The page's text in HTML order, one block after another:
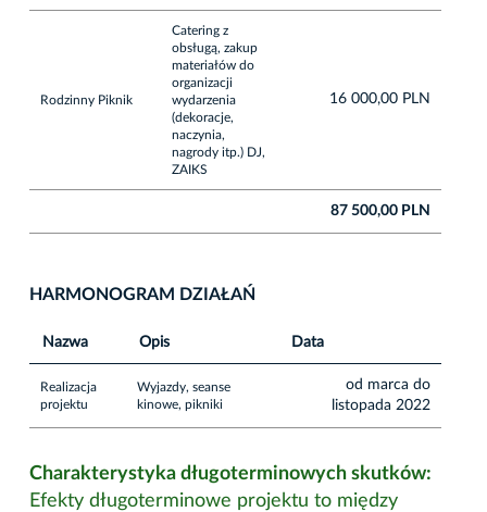
Rodzinny Piknik
Catering z
obsługą, zakup
materiałów do
organizacji
wydarzenia
(dekoracje,
naczynia,
nagrody itp.) DJ,
ZAIKS
16 000,00 PLN
87 500,00 PLN
HARMONOGRAM DZIAŁAŃ
Nazwa Opis Data
Realizacja
projektu
Wyjazdy, seanse
kinowe, pikniki
od marca do
listopada 2022
Charakterystyka długoterminowych skutków:
Efekty długoterminowe projektu to między